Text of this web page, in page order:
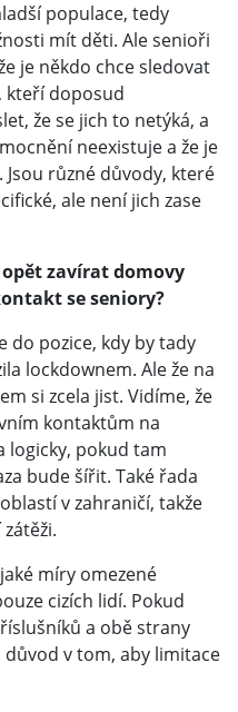
populace, tedy
mít děti. Ale senioři
je někdo chce sledovat
kteří doposud
že se jich to netýká, a
neexistuje a že je
různé důvody, které
ale není jich zase
zavírat domovy
se seniory?
do pozice, kdy by tady
lockdownem. Ale že na
si zcela jist. Vidíme, že
kontaktům na
logicky, pokud tam
bude šířit. Také řada
v zahraničí, takže
míry omezené
cizích lidí. Pokud
a obě strany
v tom, aby limitace